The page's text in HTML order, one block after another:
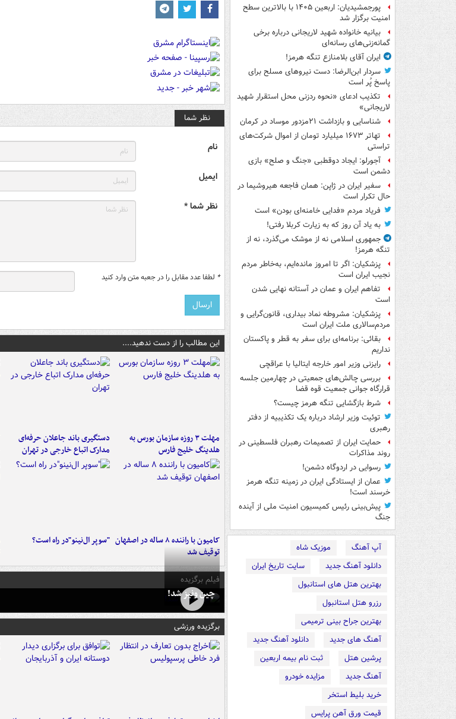
پورجمشیدیان: اربعین ۱۴۰۵ با بالاترین سطح
امنیت برگزار شد
بیانیه خانواده شهید لاریجانی درباره برخی
گمانه‌زنی‌های رسانه‌ای
ایران آقای بلامنازع تنگه هرمز!
سردار ابن‌الرضا: دست نیروهای مسلح برای
پاسخ پُر است
تکذیب ادعای «نحوه ردزنی محل استقرار شهید
لاریجانی»
شناسایی و بازداشت ۲۱مزدور موساد در کرمان
تهاتر ۱۶۷۳ میلیارد تومان از اموال شرکت‌های
تراستی
آجورلو: ایجاد دوقطبی «جنگ و صلح‌» بازی
دشمن است
سفیر ایران در ژاپن: همان فاجعه هیروشیما در
حال تکرار است
فریاد مردم «فدایی خامنه‌ای بودن» است
به یاد آن روز که به زیارت کربلا رفتی!
جمهوری اسلامی نه از موشک می‌گذرد، نه از
تنگه هرمز!
پزشکیان: اگر تا امروز مانده‌ایم، به‌خاطر مردم
نجیب ایران است
تفاهم ایران و عمان در آستانه نهایی شدن
است
پزشکیان: مشروطه نماد بیداری، قانون‌گرایی و
مردم‌سالاری ملت ایران است
بقائی: برنامه‌ای برای سفر به قطر و پاکستان
نداریم
رایزنی وزیر امور خارجه ایتالیا با عراقچی
بررسی چالش‌های جمعیتی در چهارمین جلسه
قرارگاه جوانی جمعیت قوه قضا
شرط بازگشایی تنگه هرمز چیست؟
توئیت وزیر ارشاد درباره یک تکذیبیه از دفتر
رهبری
حمایت ایران از تصمیمات رهبران فلسطینی در
روند مذاکرات
رسوایی در اردوگاه دشمن!
عمان از ایستادگی ایران در زمینه تنگه هرمز
خرسند است!
پیش‌بینی رئیس کمیسیون امنیت ملی از آینده
جنگ
آپ آهنگ
موزیک شاه
دانلود آهنگ جدید
سایت تاریخ ایران
بهترین هتل های استانبول
رزرو هتل استانبول
بهترین جراح بینی ترمیمی
آهنگ های جدید
دانلود آهنگ جدید
پرشین هتل
ثبت نام بیمه اربعین
آهنگ جدید
مزایده خودرو
خرید بلیط استخر
قیمت ورق آهن پرایس
نظر شما
نام
ایمیل
نظر شما *
* لطفا عدد مقابل را در جعبه متن وارد کنید
این مطالب را از دست ندهید....
مهلت ۳ روزه سازمان بورس به
هلدینگ خلیج فارس
دستگیری باند جاعلان حرفه‌ای
مدارک اتباع خارجی در تهران
کامیون با راننده ۸ ساله در اصفهان
توقیف شد
"سوپر ال‌نینو"در راه است؟
فیلم برگزیده
چین ونیز شد!
برگزیده ورزشی